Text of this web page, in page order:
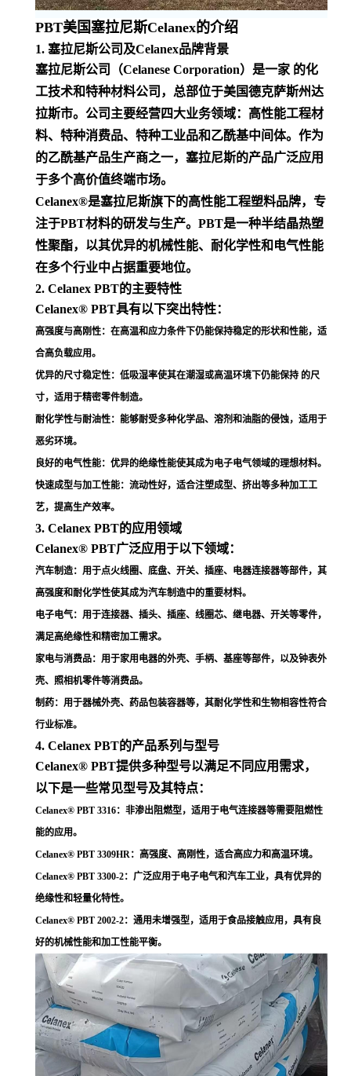
PBT美国塞拉尼斯Celanex的介绍
1. 塞拉尼斯公司及Celanex品牌背景
塞拉尼斯公司（Celanese Corporation）是一家 的化
工技术和特种材料公司，总部位于美国德克萨斯州达
拉斯市。公司主要经营四大业务领域：高性能工程材
料、特种消费品、特种工业品和乙酰基中间体。作为
的乙酰基产品生产商之一，塞拉尼斯的产品广泛应用
于多个高价值终端市场。
Celanex®是塞拉尼斯旗下的高性能工程塑料品牌，专
注于PBT材料的研发与生产。PBT是一种半结晶热塑
性聚酯，以其优异的机械性能、耐化学性和电气性能
在多个行业中占据重要地位。
2. Celanex PBT的主要特性
Celanex® PBT具有以下突出特性：
高强度与高刚性：在高温和应力条件下仍能保持稳定的形状和性能，适
合高负载应用。
优异的尺寸稳定性：低吸湿率使其在潮湿或高温环境下仍能保持 的尺
寸，适用于精密零件制造。
耐化学性与耐油性：能够耐受多种化学品、溶剂和油脂的侵蚀，适用于
恶劣环境。
良好的电气性能：优异的绝缘性能使其成为电子电气领域的理想材料。
快速成型与加工性能：流动性好，适合注塑成型、挤出等多种加工工
艺，提高生产效率。
3. Celanex PBT的应用领域
Celanex® PBT广泛应用于以下领域：
汽车制造：用于点火线圈、底盘、开关、插座、电器连接器等部件，其
高强度和耐化学性使其成为汽车制造中的重要材料。
电子电气：用于连接器、插头、插座、线圈芯、继电器、开关等零件，
满足高绝缘性和精密加工需求。
家电与消费品：用于家用电器的外壳、手柄、基座等部件，以及钟表外
壳、照相机零件等消费品。
制药：用于器械外壳、药品包装容器等，其耐化学性和生物相容性符合
行业标准。
4. Celanex PBT的产品系列与型号
Celanex® PBT提供多种型号以满足不同应用需求，
以下是一些常见型号及其特点：
Celanex® PBT 3316：非渗出阻燃型，适用于电气连接器等需要阻燃性
能的应用。
Celanex® PBT 3309HR：高强度、高刚性，适合高应力和高温环境。
Celanex® PBT 3300-2：广泛应用于电子电气和汽车工业，具有优异的
绝缘性和轻量化特性。
Celanex® PBT 2002-2：通用未增强型，适用于食品接触应用，具有良
好的机械性能和加工性能平衡。